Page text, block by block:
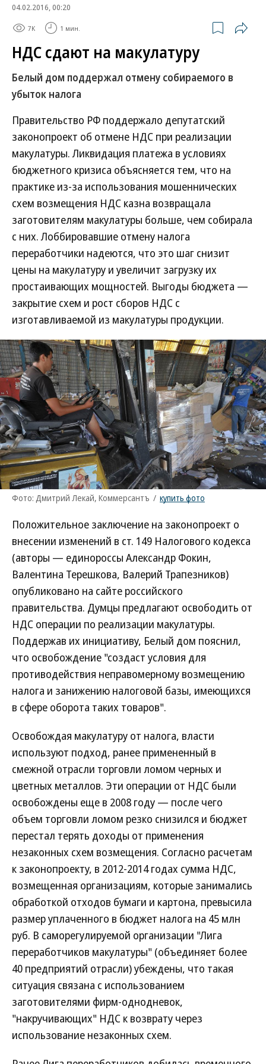
04.02.2016, 00:20
7K 1 мин.
НДС сдают на макулатуру
Белый дом поддержал отмену собираемого в
убыток налога
Правительство РФ поддержало депутатский
законопроект об отмене НДС при реализации
макулатуры. Ликвидация платежа в условиях
бюджетного кризиса объясняется тем, что на
практике из-за использования мошеннических
схем возмещения НДС казна возвращала
заготовителям макулатуры больше, чем собирала
с них. Лоббировавшие отмену налога
переработчики надеются, что это шаг снизит
цены на макулатуру и увеличит загрузку их
простаивающих мощностей. Выгоды бюджета —
закрытие схем и рост сборов НДС с
изготавливаемой из макулатуры продукции.
Фото: Дмитрий Лекай, Коммерсантъ / купить фото
Положительное заключение на законопроект о
внесении изменений в ст. 149 Налогового кодекса
(авторы — единороссы Александр Фокин,
Валентина Терешкова, Валерий Трапезников)
опубликовано на сайте российского
правительства. Думцы предлагают освободить от
НДС операции по реализации макулатуры.
Поддержав их инициативу, Белый дом пояснил,
что освобождение "создаст условия для
противодействия неправомерному возмещению
налога и занижению налоговой базы, имеющихся
в сфере оборота таких товаров".
Освобождая макулатуру от налога, власти
используют подход, ранее примененный в
смежной отрасли торговли ломом черных и
цветных металлов. Эти операции от НДС были
освобождены еще в 2008 году — после чего
объем торговли ломом резко снизился и бюджет
перестал терять доходы от применения
незаконных схем возмещения. Согласно расчетам
к законопроекту, в 2012-2014 годах сумма НДС,
возмещенная организациям, которые занимались
обработкой отходов бумаги и картона, превысила
размер уплаченного в бюджет налога на 45 млн
руб. В саморегулируемой организации "Лига
переработчиков макулатуры" (объединяет более
40 предприятий отрасли) убеждены, что такая
ситуация связана с использованием
заготовителями фирм-однодневок,
"накручивающих" НДС к возврату через
использование незаконных схем.